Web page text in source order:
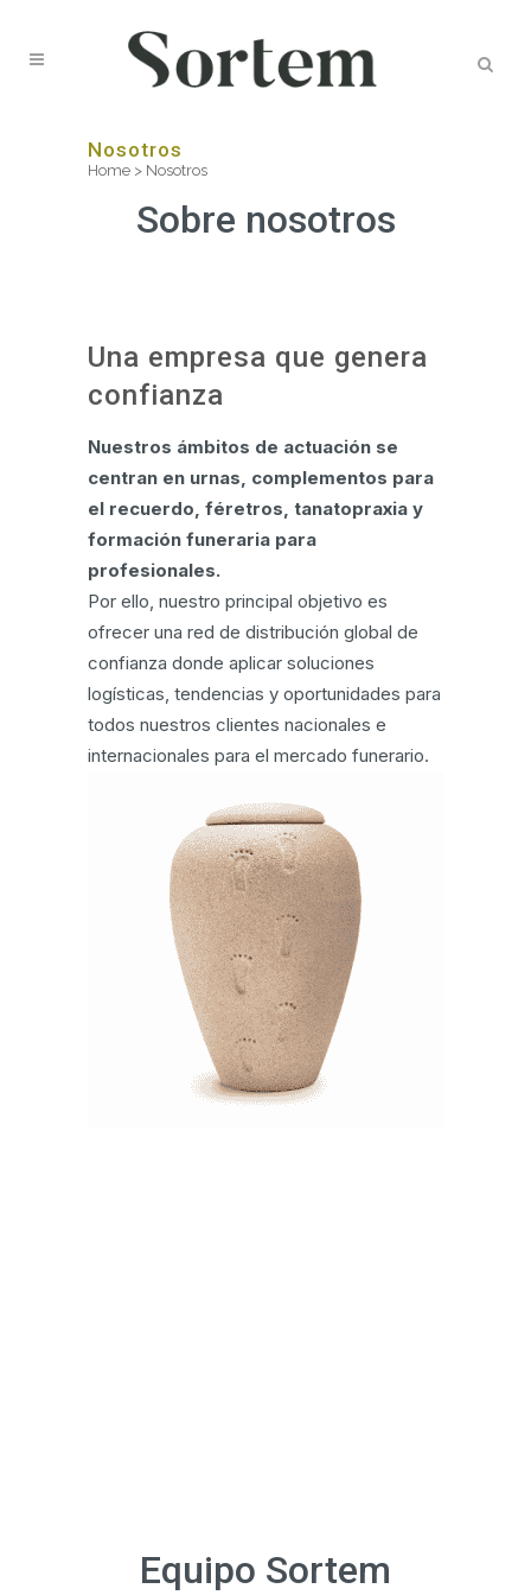
Nosotros
Home > Nosotros
Sobre nosotros
Una empresa que genera
confianza
Nuestros ámbitos de actuación se
centran en urnas, complementos para
el recuerdo, féretros, tanatopraxia y
formación funeraria para
profesionales.
Por ello, nuestro principal objetivo es
ofrecer una red de distribución global de
confianza donde aplicar soluciones
logísticas, tendencias y oportunidades para
todos nuestros clientes nacionales e
internacionales para el mercado funerario.
Equipo Sortem